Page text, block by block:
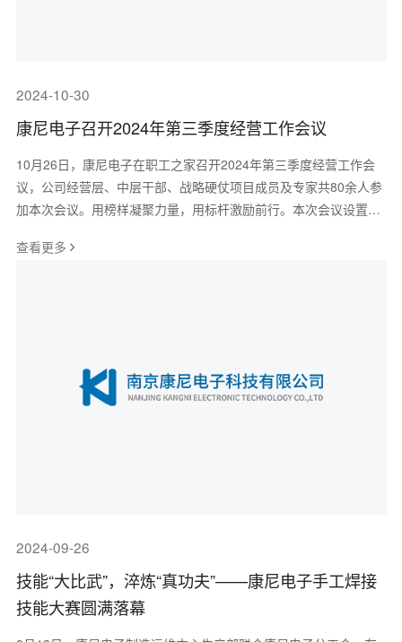
2024-10-30
康尼电子召开2024年第三季度经营工作会议
10月26日，康尼电子在职工之家召开2024年第三季度经营工作会
议，公司经营层、中层干部、战略硬仗项目成员及专家共80余人参
加本次会议。用榜样凝聚力量，用标杆激励前行。本次会议设置标
查看更多
2024-09-26
技能“大比武”，淬炼“真功夫”——康尼电子手工焊接
技能大赛圆满落幕